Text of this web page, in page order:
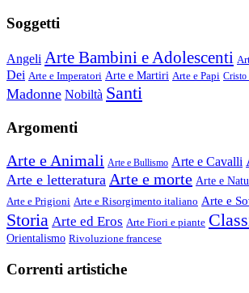
Soggetti
Angeli Arte Bambini e Adolescenti
Dei Arte e Imperatori Arte e Martiri Arte e Papi Cristo
Madonne Nobiltà Santi
Argomenti
Arte e Animali Arte e Bullismo Arte e Cavalli
Arte e letteratura Arte e morte Arte e
Arte e Prigioni Arte e Risorgimento italiano Arte e
Storia Arte ed Eros Arte Fiori e piante
Orientalismo Rivoluzione francese
Correnti artistiche